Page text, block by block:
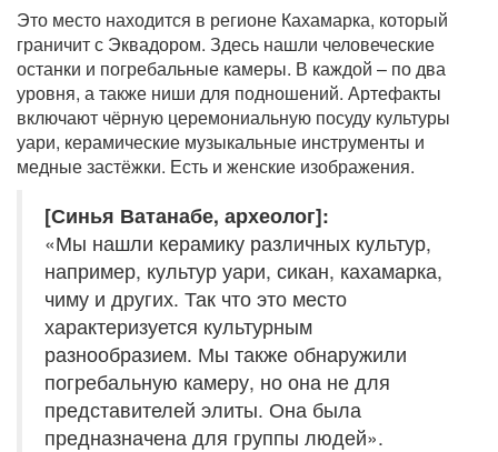
Это место находится в регионе Кахамарка, который
граничит с Эквадором. Здесь нашли человеческие
останки и погребальные камеры. В каждой – по два
уровня, а также ниши для подношений. Артефакты
включают чёрную церемониальную посуду культуры
уари, керамические музыкальные инструменты и
медные застёжки. Есть и женские изображения.
[Синья Ватанабе, археолог]:
«Мы нашли керамику различных культур,
например, культур уари, сикан, кахамарка,
чиму и других. Так что это место
характеризуется культурным
разнообразием. Мы также обнаружили
погребальную камеру, но она не для
представителей элиты. Она была
предназначена для группы людей».